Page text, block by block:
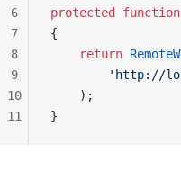
protected
function
{
    return
'http://
    );
}
6
7
8
9
10
11